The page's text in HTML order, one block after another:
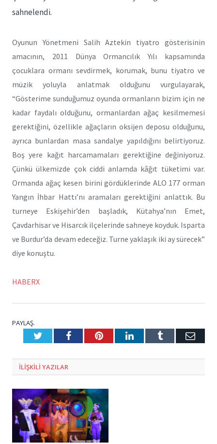
sahnelendi.
Oyunun Yönetmeni Salih Aztekin tiyatro gösterisinin
amacının, 2011 Dünya Ormancılık Yılı kapsamında
çocuklara ormanı sevdirmek, korumak, bunu tiyatro ve
müzik yoluyla anlatmak olduğunu vurgulayarak,
“Gösterime sunduğumuz oyunda ormanların bizim için ne
kadar faydalı olduğunu, ormanlardan ağaç kesilmemesi
gerektiğini, özellikle ağaçların oksijen deposu olduğunu,
ayrıca bunlardan masa sandalye yapıldığını belirtiyoruz.
Boş yere kağıt harcamamaları gerektiğine değiniyoruz.
Çünkü ülkemizde çok ciddi anlamda kâğıt tüketimi var.
Ormanda ağaç kesen birini gördüklerinde ALO 177 orman
Yangın İhbar Hattı’nı aramaları gerektiğini anlattık. Bu
turneye Eskişehir’den başladık, Kütahya’nın Emet,
Çavdarhisar ve Hisarcık ilçelerinde sahneye koyduk. Isparta
ve Burdur’da devam edeceğiz. Turne yaklaşık iki ay sürecek”
diye konuştu.
HABERX
PAYLAŞ.
TwitterFacebookPinterestLinkedInTumblr E-
ILIŞKILI YAZILAR